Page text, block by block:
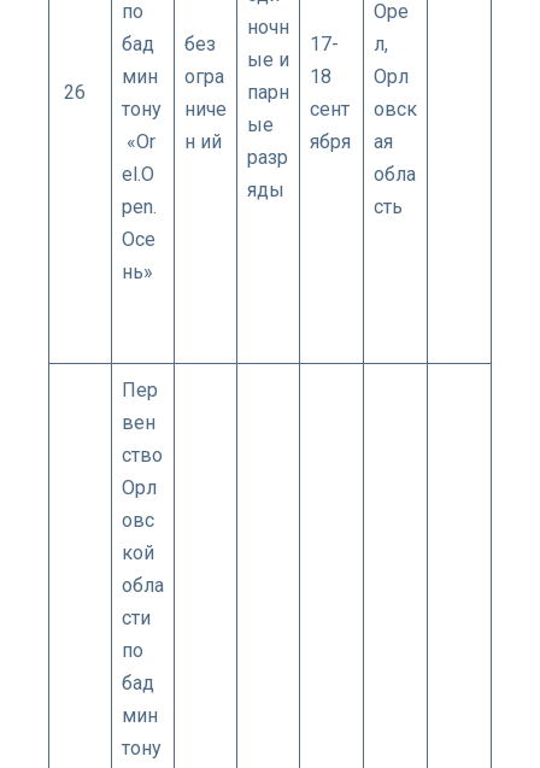
26
по
бад
мин
тону
«Or
el.O
pen.
Осе
нь»
без
огра
ниче
н ий
ночн
ые и
парн
ые
разр
яды
17-
18
сент
ября
Оре
л,
Орл
овск
ая
обла
сть
Пер
вен
ство
Орл
овс
кой
обла
сти
по
бад
мин
тону